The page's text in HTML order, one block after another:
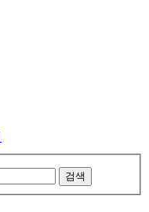
검색